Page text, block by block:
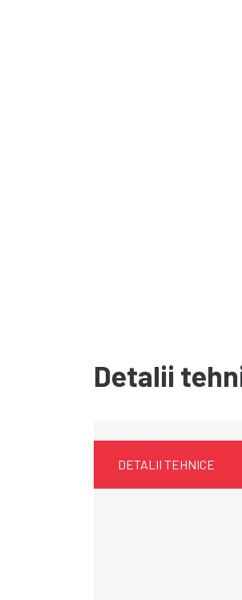
Detalii
DETALII TEHNICE